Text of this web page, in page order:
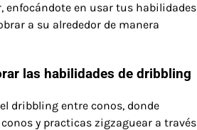
enfocándote en usar tus habilidades
a su alrededor de manera
las habilidades de dribbling
dribbling entre conos, donde
y practicas zigzaguear a través